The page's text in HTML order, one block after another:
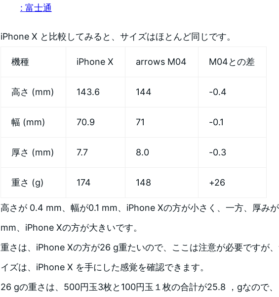
: 富士通
iPhone X と比較してみると、サイズはほとんど同じです。
機種 iPhone X arrows M04 M04との差
高さ (mm) 143.6 144 -0.4
幅 (mm) 70.9 71 -0.1
厚さ (mm) 7.7 8.0 -0.3
重さ (g) 174 148 +26
高さが 0.4 mm、幅が0.1 mm、iPhone Xの方が小さく、一方、厚み
mm、iPhone Xの方が大きいです。
重さは、iPhone Xの方が26 g重たいので、ここは注意が必要ですが
イズは、iPhone X を手にした感覚を確認できます。
26 gの重さは、500円玉3枚と100円玉１枚の合計が25.8 ，gなので、